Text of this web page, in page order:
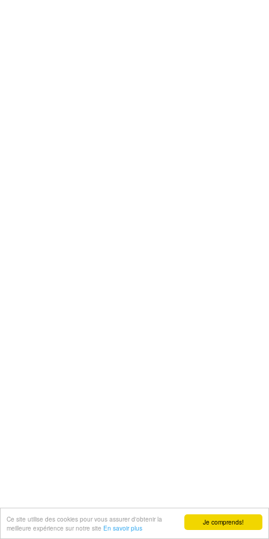
Je comprends!
Ce site utilise des cookies pour vous assurer d'obtenir la
meilleure expérience sur notre site En savoir plus